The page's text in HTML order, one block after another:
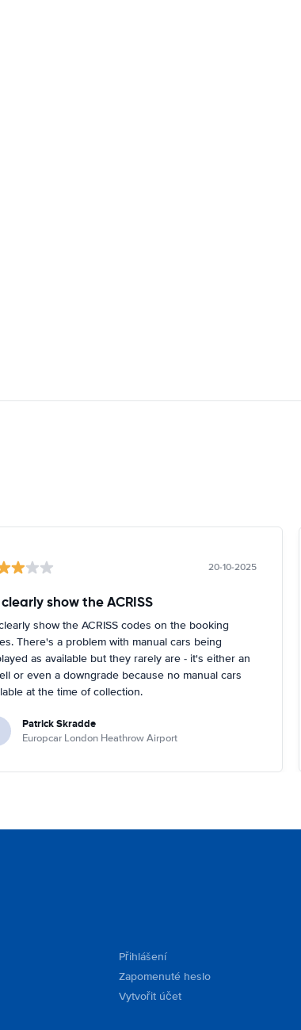
20-10-2025
show the ACRISS
show the ACRISS codes on the booking
There's a problem with manual cars being
as available but they rarely are - it's either an
or even a downgrade because no manual cars
at the time of collection.
Patrick Skradde
Europcar London Heathrow Airport
Přihlášení
Zapomenuté heslo
Vytvořit účet